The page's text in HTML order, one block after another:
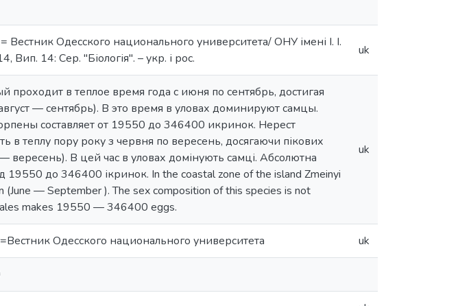
Одесского национального университета/ ОНУ імені І. І.
14: Сер. "Біологія". – укр. і рос.
uk
в теплое время года с июня по сентябрь, достигая
— сентябрь). В это время в уловах доминируют самцы.
составляет от 19550 до 346400 икринок. Нерест
в теплу пору року з червня по вересень, досягаючи пікових
— вересень). В цей час в уловах домінують самці. Абсолютна
19550 до 346400 ікринок. In the coastal zone of the island Zmeinyi
— September ). The sex composition of this species is not
makes 19550 — 346400 eggs.
uk
Одесского национального университета uk